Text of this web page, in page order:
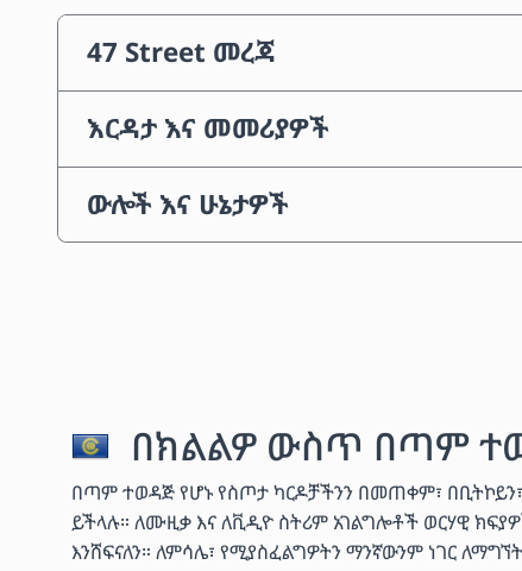
47 Street መረጃ
እርዳታ እና መመሪያዎች
ውሎች እና ሁኔታዎች
በክልልዎ ውስጥ በጣም
በጣም ተወዳጅ የሆኑ የስጦታ ካርዶቻችንን በመጠቀም፣ በቢትኮይን፣
ይችላሉ። ለሙዚቃ እና ለቪዲዮ ስትሪም አገልግሎቶች ወርሃዊ
እንሸፍናለን። ለምሳሌ፣ የሚያስፈልግዎትን ማንኛውንም ነገር